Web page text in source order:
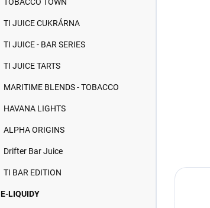
TI JUICE CUKRÁRNA
TI JUICE - BAR SERIES
TI JUICE TARTS
MARITIME BLENDS - TOBACCO
HAVANA LIGHTS
ALPHA ORIGINS
Drifter Bar Juice
TI BAR EDITION
E-LIQUIDY